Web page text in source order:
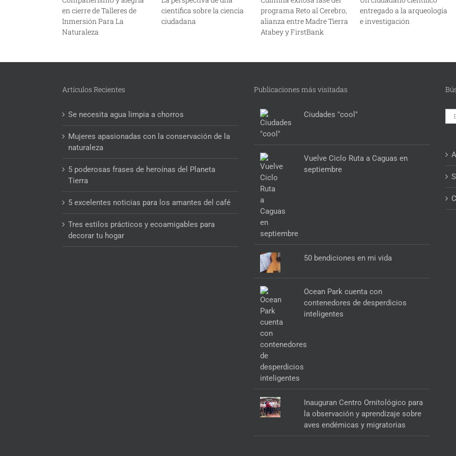
en cierre de Talleres de
Inmersión Para La
Naturaleza
científica sobre la ciencia
ciudadana
programa Reto al Cerebro,
alianza entre Madre Tierra
Atabey y FirstBank
entregado a la arqueología
e investigación
Artículos Recientes
Se necesita agua limpia a chorros
Mujeres apasionadas con la conservación de la
naturaleza
5 poderosas frases de heroínas del Planeta
Tierra
5 excelentes noticias para los amantes del café
Tres estilos prácticos y ecoamigables para
decorar tu hogar
Publicaciones más visitadas
Ciudades "cool"
Vuelve Ciclo Ruta a Caguas en
septiembre
50 bendiciones en mi vida
Ocean Park cuenta con
contenedores de desperdicios
inteligentes
Inauguran Centro Ornitológico para
la observación y aprendizaje sobre
aves endémicas y migratorias